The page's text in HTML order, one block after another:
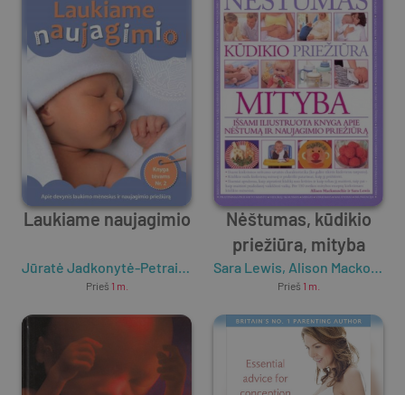
Laukiame naujagimio
,Auksė Kontrimienė
Prieš 1 m.
Nėštumas, kūdikio
priežiūra, mityba
Sara Lewis, Alison Mackonochie
Prieš 1 m.